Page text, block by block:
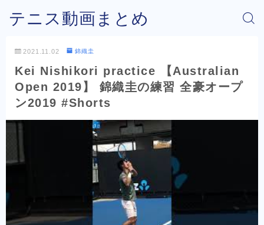
テニス動画まとめ
2021.11.02 錦織圭
Kei Nishikori practice 【Australian
Open 2019】 錦織圭の練習 全豪オープ
ン2019 #Shorts